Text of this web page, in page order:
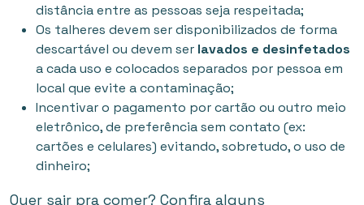
distância entre as pessoas seja respeitada;
Os talheres devem ser disponibilizados de forma
descartável ou devem ser lavados e desinfetados
a cada uso e colocados separados por pessoa em
local que evite a contaminação;
Incentivar o pagamento por cartão ou outro meio
eletrônico, de preferência sem contato (ex:
cartões e celulares) evitando, sobretudo, o uso de
dinheiro;
Quer sair pra comer? Confira alguns